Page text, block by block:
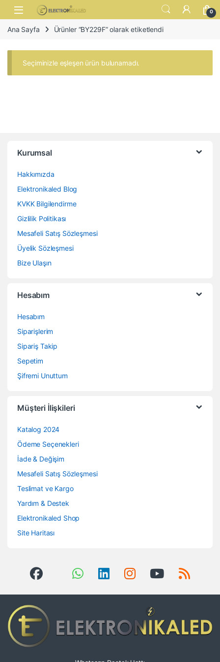
Skip to navigation
Skip to content
Open 0
Ana Sayfa Ürünler “BY229F” olarak etiketlendi
Seçiminizle eşleşen ürün bulunamadı.
Kurumsal
Hakkımızda
Elektronikaled Blog
KVKK Bilgilendirme
Gizlilik Politikası
Mesafeli Satış Sözleşmesi
Üyelik Sözleşmesi
Bize Ulaşın
Hesabım
Hesabım
Siparişlerim
Sipariş Takip
Sepetim
Şifremi Unuttum
Müşteri İlişkileri
Katalog 2024
Ödeme Seçenekleri
İade & Değişim
Mesafeli Satış Sözleşmesi
Teslimat ve Kargo
Yardım & Destek
Elektronikaled Shop
Site Haritası